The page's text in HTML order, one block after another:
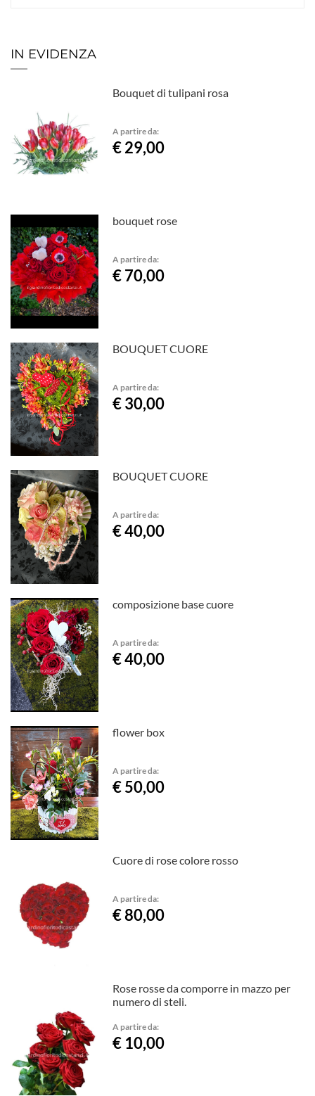
IN EVIDENZA
Bouquet di tulipani rosa
A partire da:
€ 29,00
bouquet rose
A partire da:
€ 70,00
BOUQUET CUORE
A partire da:
€ 30,00
BOUQUET CUORE
A partire da:
€ 40,00
composizione base cuore
A partire da:
€ 40,00
flower box
A partire da:
€ 50,00
Cuore di rose colore rosso
A partire da:
€ 80,00
Rose rosse da comporre in mazzo per
numero di steli.
A partire da:
€ 10,00